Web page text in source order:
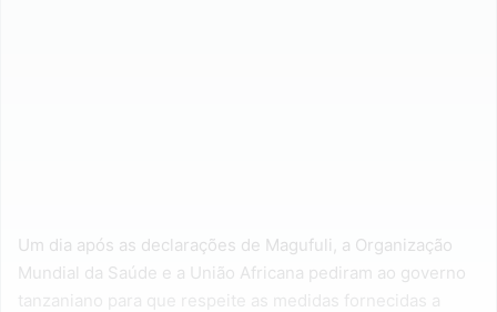
Um dia após as declarações de Magufuli, a Organização
Mundial da Saúde e a União Africana pediram ao governo